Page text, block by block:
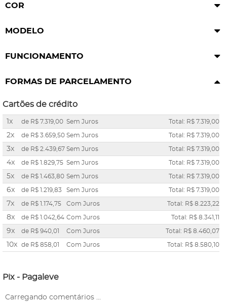
COR
MODELO
FUNCIONAMENTO
FORMAS DE PARCELAMENTO
Cartões de crédito
1x de R$ 7.319,00 Sem Juros Total: R$ 7.319,00
2x de R$ 3.659,50 Sem Juros Total: R$ 7.319,00
3x de R$ 2.439,67 Sem Juros Total: R$ 7.319,00
4x de R$ 1.829,75 Sem Juros Total: R$ 7.319,00
5x de R$ 1.463,80 Sem Juros Total: R$ 7.319,00
6x de R$ 1.219,83 Sem Juros Total: R$ 7.319,00
7x de R$ 1.174,75 Com Juros Total: R$ 8.223,22
8x de R$ 1.042,64 Com Juros Total: R$ 8.341,11
9x de R$ 940,01 Com Juros Total: R$ 8.460,07
10x de R$ 858,01 Com Juros Total: R$ 8.580,10
Pix - Pagaleve
Carregando comentários ...